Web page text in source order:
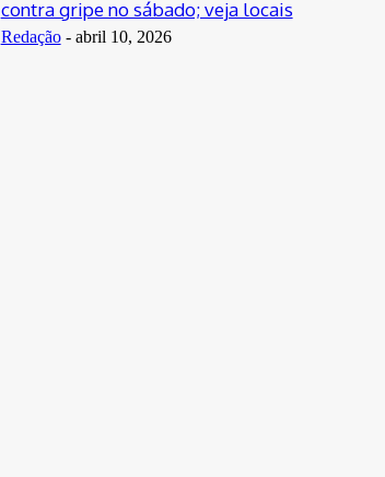
contra gripe no sábado; veja locais
Redação - abril 10, 2026